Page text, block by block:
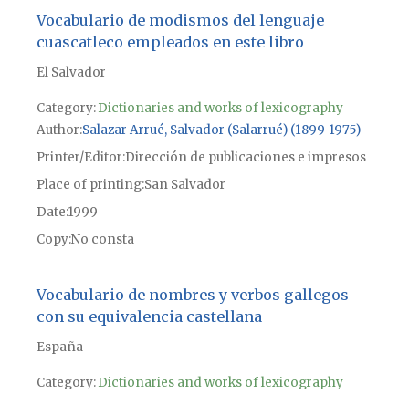
Vocabulario de modismos del lenguaje
cuascatleco empleados en este libro
El Salvador
Category:Dictionaries and works of lexicography
Author Salazar Arrué, Salvador (Salarrué) (1899-1975)
Printer/Editor Dirección de publicaciones e impresos
Place of printingSan Salvador
Date1999
CopyNo consta
Vocabulario de nombres y verbos gallegos
con su equivalencia castellana
España
Category:Dictionaries and works of lexicography